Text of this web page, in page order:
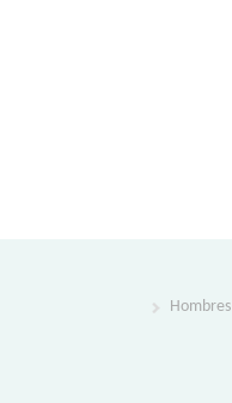
Hombres